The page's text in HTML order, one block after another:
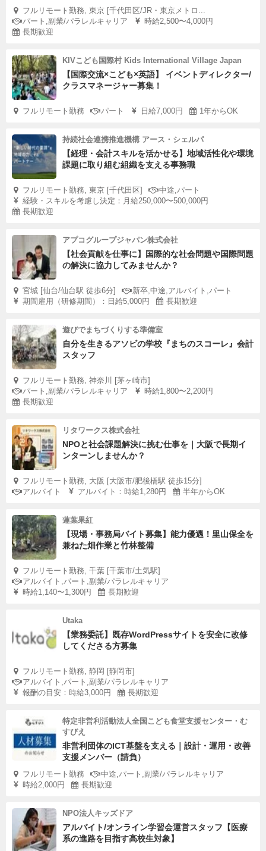
フルリモート勤務, 東京 [千代田区/JR・東京メトロ...
パート,副業/パラレルキャリア
時給2,500〜4,000円
長期歓迎
KIVこども国際村 Kids International Village Japan
【国際交流×こども×英語】 イベントディレクター/
クラスマネージャー募集！
フルリモート勤務 パート 日給7,000円 1年からOK
持続社会連携推進機構 アース・シェルパ
【経理・会計スキルを活かせる】地域活性化や環境
課題に取り組む組織を支える事務職
フルリモート勤務, 東京 [千代田区]
中途,パート
経験・スキルを考慮し決定：月給250,000〜500,000円
長期歓迎
アプコグループジャパン株式会社
【社会貢献を仕事に】国際的な社会問題や国際問題
の解決に協力してみませんか？
宮城 [仙台/仙台駅 徒歩6分]
新卒,中途,アルバイト,パート
期間雇用（研修期間）：日給5,000円
長期歓迎
遊びでまちづくりする準備室
自分を生きるアソビの学校『まちのスコーレ』会計
スタッフ
フルリモート勤務, 神奈川 [茅ヶ崎市]
パート,副業/パラレルキャリア
時給1,800〜2,200円
長期歓迎
リタワークス株式会社
NPOと社会課題解決に挑む仕事を｜大阪で長期イ
ンターンしませんか？
フルリモート勤務, 大阪 [大阪市/肥後橋駅 徒歩15分]
アルバイト
アルバイト：時給1,280円 半年からOK
蓮葉果紅
【現場・事務局バイト募集】能力優遇！里山保全を
兼ねた畑作業と竹林整備
フルリモート勤務, 千葉 [千葉市/土気駅]
アルバイト,パート,副業/パラレルキャリア
時給1,140〜1,300円
長期歓迎
Utaka
【業務委託】既存WordPressサイトを安全に改修
してくださる方募集
フルリモート勤務, 静岡 [静岡市]
アルバイト,パート,副業/パラレルキャリア
報酬の目安：時給3,000円
長期歓迎
特定非営利活動法人全国こども食堂支援センター・む
すびえ
非営利団体のICT基盤を支える｜設計・運用・改善
支援メンバー（請負）
フルリモート勤務
中途,パート,副業/パラレルキャリア
時給2,000円
長期歓迎
NPO法人キッズドア
アルバイト/オンライン学習会運営スタッフ【医療
系の進路を目指す高校生対象】